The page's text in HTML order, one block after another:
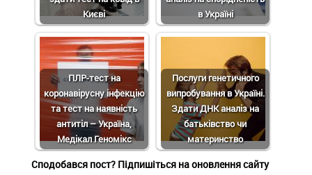
Києві
в Україні
ПЛР-тест на
коронавірусну інфекцію
та тест на наявність
антитіл – Україна,
Медікал Геномікс
Послуги генетичного
випробування в Україні.
Здати ДНК аналіз на
батьківство чи
материнство
Сподобався пост? Підпишіться на оновлення сайту